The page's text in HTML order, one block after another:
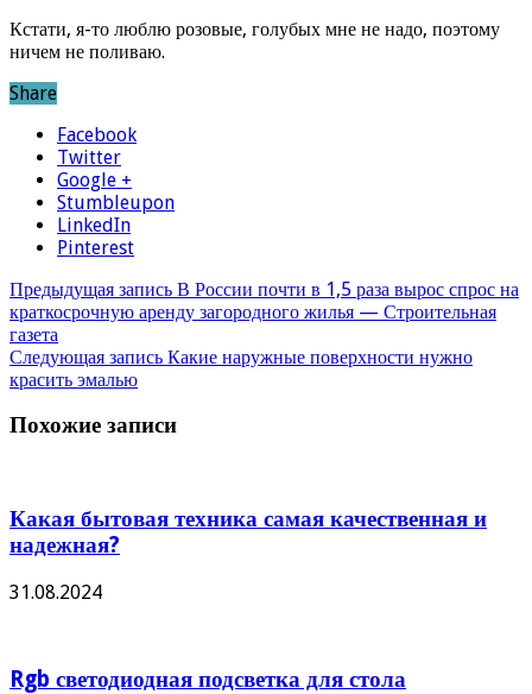
Кстати, я-то люблю розовые, голубых мне не надо, поэтому
ничем не поливаю.
Share
Facebook
Twitter
Google +
Stumbleupon
LinkedIn
Pinterest
Предыдущая запись В России почти в 1,5 раза вырос спрос на
краткосрочную аренду загородного жилья — Строительная
газета
Следующая запись Какие наружные поверхности нужно
красить эмалью
Похожие записи
Какая бытовая техника самая качественная и
надежная?
31.08.2024
Rgb светодиодная подсветка для стола